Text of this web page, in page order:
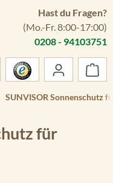
Hast du Fragen?
(Mo.-Fr. 8:00-17:00)
0208 - 94103751
SUNVISOR Sonnenschutz
für